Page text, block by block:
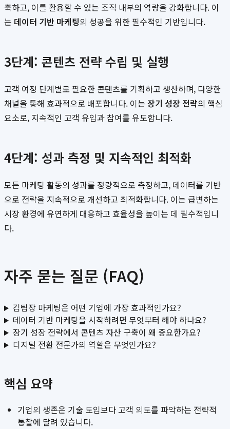
축하고, 이를 활용할 수 있는 조직 내부의 역량을 강화합니다. 이
는 데이터 기반 마케팅의 성공을 위한 필수적인 기반입니다.
3단계: 콘텐츠 전략 수립 및 실행
고객 여정 단계별로 필요한 콘텐츠를 기획하고 생산하며, 다양한
채널을 통해 효과적으로 배포합니다. 이는 장기 성장 전략의 핵심
요소로, 지속적인 고객 유입과 참여를 유도합니다.
4단계: 성과 측정 및 지속적인 최적화
모든 마케팅 활동의 성과를 정량적으로 측정하고, 데이터를 기반
으로 전략을 지속적으로 개선하고 최적화합니다. 이는 급변하는
시장 환경에 유연하게 대응하고 효율성을 높이는 데 필수적입니
다.
자주 묻는 질문 (FAQ)
김팀장 마케팅은 어떤 기업에 가장 효과적인가요?
데이터 기반 마케팅을 시작하려면 무엇부터 해야 하나요?
장기 성장 전략에서 콘텐츠 자산 구축이 왜 중요한가요?
디지털 전환 전문가의 역할은 무엇인가요?
핵심 요약
기업의 생존은 기술 도입보다 고객 의도를 파악하는 전략적
통찰에 달려 있습니다.